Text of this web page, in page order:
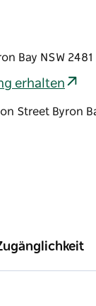
Bay NSW
erhalten